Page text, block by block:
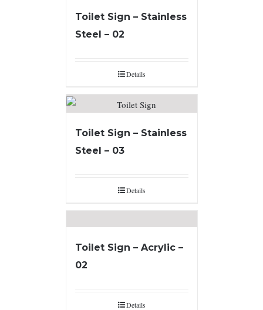
Toilet Sign – Stainless
Steel – 02
Details
Toilet Sign – Stainless
Steel – 03
Details
Toilet Sign – Acrylic –
02
Details